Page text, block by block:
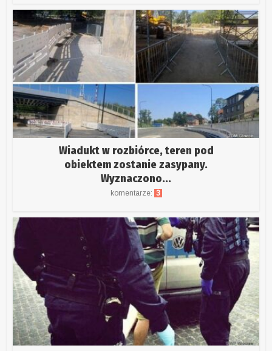
Wiadukt w rozbiórce, teren pod
obiektem zostanie zasypany.
Wyznaczono...
komentarze: 3